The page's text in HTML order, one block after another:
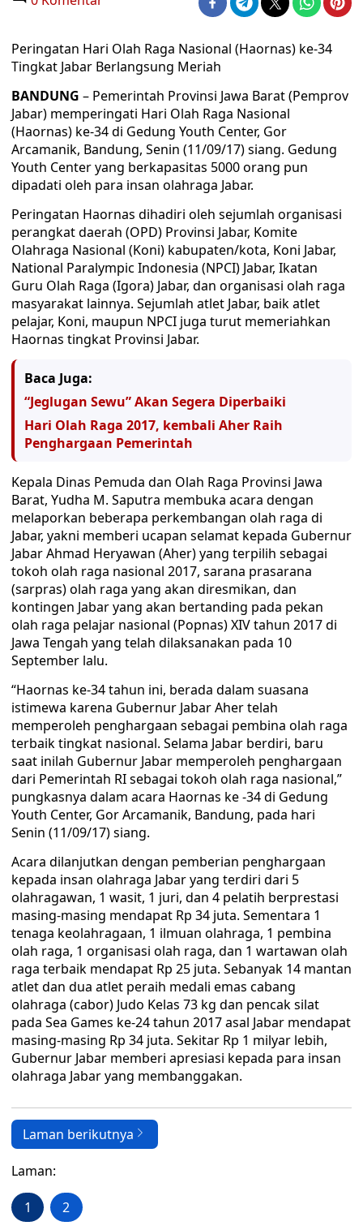
Peringatan Hari Olah Raga Nasional (Haornas) ke-34
Tingkat Jabar Berlangsung Meriah
BANDUNG – Pemerintah Provinsi Jawa Barat (Pemprov
Jabar) memperingati Hari Olah Raga Nasional
(Haornas) ke-34 di Gedung Youth Center, Gor
Arcamanik, Bandung, Senin (11/09/17) siang. Gedung
Youth Center yang berkapasitas 5000 orang pun
dipadati oleh para insan olahraga Jabar.
Peringatan Haornas dihadiri oleh sejumlah organisasi
perangkat daerah (OPD) Provinsi Jabar, Komite
Olahraga Nasional (Koni) kabupaten/kota, Koni Jabar,
National Paralympic Indonesia (NPCI) Jabar, Ikatan
Guru Olah Raga (Igora) Jabar, dan organisasi olah raga
masyarakat lainnya. Sejumlah atlet Jabar, baik atlet
pelajar, Koni, maupun NPCI juga turut memeriahkan
Haornas tingkat Provinsi Jabar.
Baca Juga:
“Jeglugan Sewu” Akan Segera Diperbaiki
Hari Olah Raga 2017, kembali Aher Raih
Penghargaan Pemerintah
Kepala Dinas Pemuda dan Olah Raga Provinsi Jawa
Barat, Yudha M. Saputra membuka acara dengan
melaporkan beberapa perkembangan olah raga di
Jabar, yakni memberi ucapan selamat kepada Gubernur
Jabar Ahmad Heryawan (Aher) yang terpilih sebagai
tokoh olah raga nasional 2017, sarana prasarana
(sarpras) olah raga yang akan diresmikan, dan
kontingen Jabar yang akan bertanding pada pekan
olah raga pelajar nasional (Popnas) XIV tahun 2017 di
Jawa Tengah yang telah dilaksanakan pada 10
September lalu.
“Haornas ke-34 tahun ini, berada dalam suasana
istimewa karena Gubernur Jabar Aher telah
memperoleh penghargaan sebagai pembina olah raga
terbaik tingkat nasional. Selama Jabar berdiri, baru
saat inilah Gubernur Jabar memperoleh penghargaan
dari Pemerintah RI sebagai tokoh olah raga nasional,”
pungkasnya dalam acara Haornas ke -34 di Gedung
Youth Center, Gor Arcamanik, Bandung, pada hari
Senin (11/09/17) siang.
Acara dilanjutkan dengan pemberian penghargaan
kepada insan olahraga Jabar yang terdiri dari 5
olahragawan, 1 wasit, 1 juri, dan 4 pelatih berprestasi
masing-masing mendapat Rp 34 juta. Sementara 1
tenaga keolahragaan, 1 ilmuan olahraga, 1 pembina
olah raga, 1 organisasi olah raga, dan 1 wartawan olah
raga terbaik mendapat Rp 25 juta. Sebanyak 14 mantan
atlet dan dua atlet peraih medali emas cabang
olahraga (cabor) Judo Kelas 73 kg dan pencak silat
pada Sea Games ke-24 tahun 2017 asal Jabar mendapat
masing-masing Rp 34 juta. Sekitar Rp 1 milyar lebih,
Gubernur Jabar memberi apresiasi kepada para insan
olahraga Jabar yang membanggakan.
Laman berikutnya
Laman:
1 2